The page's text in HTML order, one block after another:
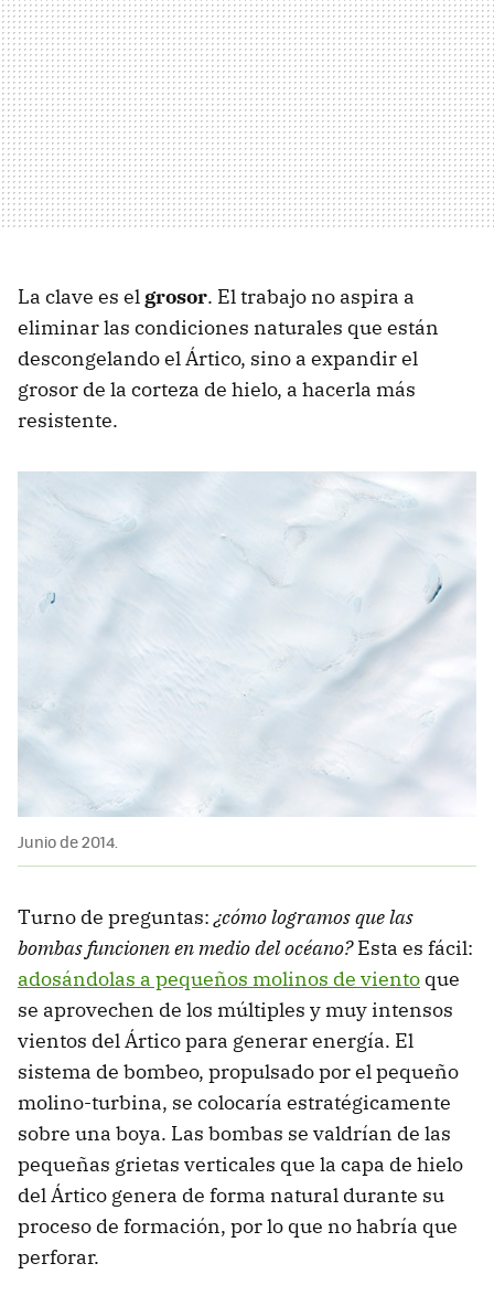
La clave es el grosor. El trabajo no aspira a
eliminar las condiciones naturales que están
descongelando el Ártico, sino a expandir el
grosor de la corteza de hielo, a hacerla más
resistente.
Junio de 2014.
Turno de preguntas:¿cómo logramos que las
bombas funcionen en medio del océano?Esta es fácil:
adosándolas a pequeños molinos de viento que
se aprovechen de los múltiples y muy intensos
vientos del Ártico para generar energía. El
sistema de bombeo, propulsado por el pequeño
molino-turbina, se colocaría estratégicamente
sobre una boya. Las bombas se valdrían de las
pequeñas grietas verticales que la capa de hielo
del Ártico genera de forma natural durante su
proceso de formación, por lo que no habría que
perforar.